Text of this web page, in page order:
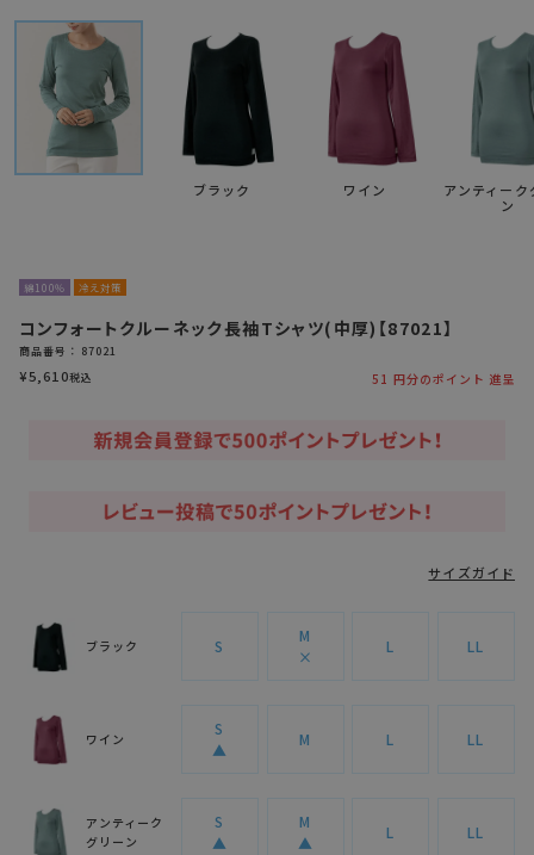
ブラック ワイン
アンティーク
ン
綿100％ 冷え対策
コンフォートクルーネック長袖Tシャツ(中厚)【87021】
商品番号 87021
¥5,610税込 51 円分のポイント 進呈
サイズガイド
ブラック S
M
×
L LL
ワイン
S
▲
M L LL
アンティーク
グリーン
S
▲
M
▲
L LL